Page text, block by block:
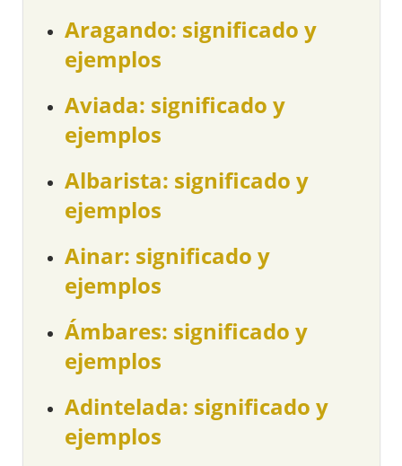
Aragando: significado y
ejemplos
Aviada: significado y
ejemplos
Albarista: significado y
ejemplos
Ainar: significado y
ejemplos
Ámbares: significado y
ejemplos
Adintelada: significado y
ejemplos